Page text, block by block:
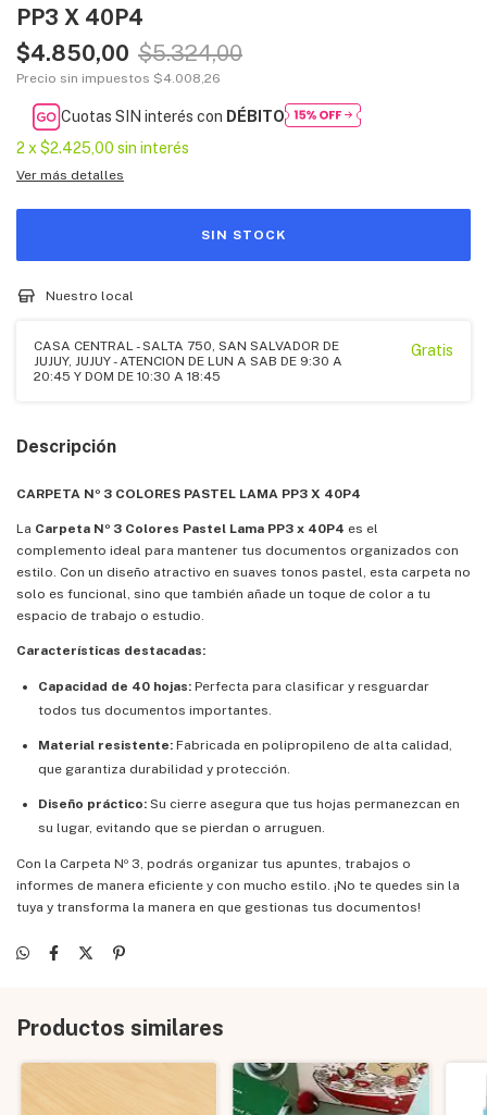
PP3 X 40P4
$4.850,00 $5.324,00
Precio sin impuestos $4.008,26
Cuotas SIN interés con DÉBITO
2 x $2.425,00 sin interés
Ver más detalles
Nuestro local
CASA CENTRAL - SALTA 750, SAN SALVADOR DE
JUJUY, JUJUY - ATENCION DE LUN A SAB DE 9:30 A
20:45 Y DOM DE 10:30 A 18:45
Gratis
Descripción
CARPETA Nº 3 COLORES PASTEL LAMA PP3 X 40P4
La Carpeta Nº 3 Colores Pastel Lama PP3 x 40P4 es el
complemento ideal para mantener tus documentos organizados con
estilo. Con un diseño atractivo en suaves tonos pastel, esta carpeta no
solo es funcional, sino que también añade un toque de color a tu
espacio de trabajo o estudio.
Características destacadas:
Capacidad de 40 hojas: Perfecta para clasificar y resguardar
todos tus documentos importantes.
Material resistente: Fabricada en polipropileno de alta calidad,
que garantiza durabilidad y protección.
Diseño práctico: Su cierre asegura que tus hojas permanezcan en
su lugar, evitando que se pierdan o arruguen.
Con la Carpeta Nº 3, podrás organizar tus apuntes, trabajos o
informes de manera eficiente y con mucho estilo. ¡No te quedes sin la
tuya y transforma la manera en que gestionas tus documentos!
Productos similares